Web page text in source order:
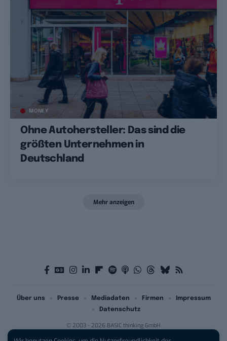
MONEY
Ohne Autohersteller: Das sind die
größten Unternehmen in
Deutschland
Mehr anzeigen
© 2003 - 2026 BASIC thinking GmbH
Über uns Presse Mediadaten Firmen
Impressum
Datenschutz